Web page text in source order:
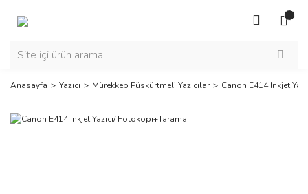
Anasayfa Yazıcı Mürekkep Püskürtmeli Yazıcılar Canon E414 Inkjet